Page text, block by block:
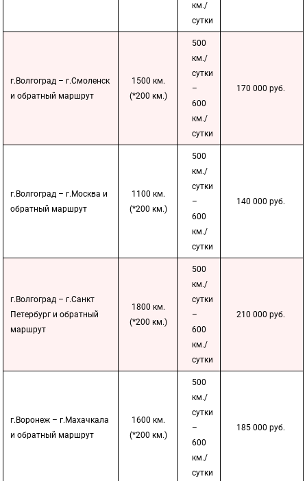
км./
сутки
г.Волгоград – г.Смоленск
и обратный маршрут
1500 км.
(*200 км.)
500
км./
сутки
–
600
км./
сутки
170 000 руб.
г.Волгоград – г.Москва и
обратный маршрут
1100 км.
(*200 км.)
500
км./
сутки
–
600
км./
сутки
140 000 руб.
г.Волгоград – г.Санкт
Петербург и обратный
маршрут
1800 км.
(*200 км.)
500
км./
сутки
–
600
км./
сутки
210 000 руб.
г.Воронеж – г.Махачкала
и обратный маршрут
1600 км.
(*200 км.)
500
км./
сутки
–
600
км./
сутки
185 000 руб.